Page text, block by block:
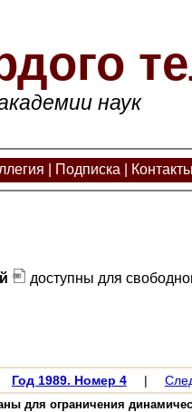
наук
Подписка Контакты
доступны для
Год 1989. Номер 4 |
для ограничения